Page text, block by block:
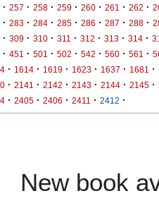
· 257 · 258 · 259 · 260 · 261 · 262 ·
· 283 · 284 · 285 · 286 · 287 · 288 ·
· 309 · 310 · 311 · 312 · 313 · 314 ·
· 451 · 501 · 502 · 542 · 560 · 561 ·
· 1614 · 1619 · 1623 · 1637 · 1681 ·
· 2141 · 2142 · 2143 · 2144 · 2145 ·
· 2405 · 2406 · 2411 · 2412 ·
New book